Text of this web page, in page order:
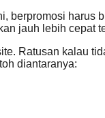
berpromosi harus
jauh lebih cepat
Ratusan kalau
diantaranya: